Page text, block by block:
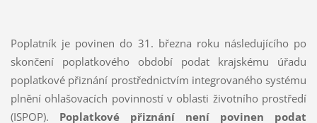
Poplatník je povinen do 31. března roku následujícího po
skončení poplatkového období podat krajskému úřadu
poplatkové přiznání prostřednictvím integrovaného systému
plnění ohlašovacích povinností v oblasti životního prostředí
(ISPOP). Poplatkové přiznání není povinen podat